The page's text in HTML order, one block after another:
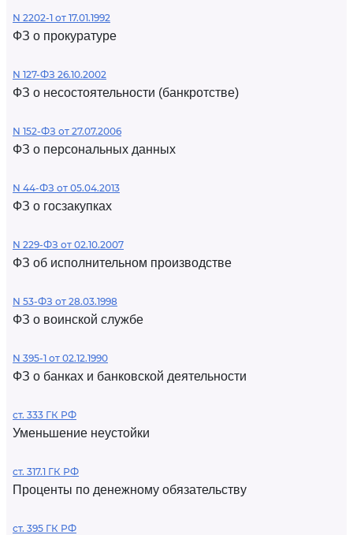
N 2202-1 от 17.01.1992
ФЗ о прокуратуре
N 127-ФЗ 26.10.2002
ФЗ о несостоятельности (банкротстве)
N 152-ФЗ от 27.07.2006
ФЗ о персональных данных
N 44-ФЗ от 05.04.2013
ФЗ о госзакупках
N 229-ФЗ от 02.10.2007
ФЗ об исполнительном производстве
N 53-ФЗ от 28.03.1998
ФЗ о воинской службе
N 395-1 от 02.12.1990
ФЗ о банках и банковской деятельности
ст. 333 ГК РФ
Уменьшение неустойки
ст. 317.1 ГК РФ
Проценты по денежному обязательству
ст. 395 ГК РФ